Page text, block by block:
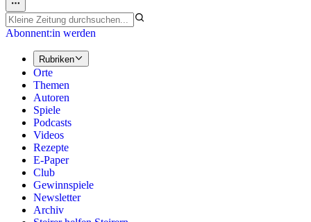
Abonnent:in werden
Rubriken
Orte
Themen
Autoren
Spiele
Podcasts
Videos
Rezepte
E-Paper
Club
Gewinnspiele
Newsletter
Archiv